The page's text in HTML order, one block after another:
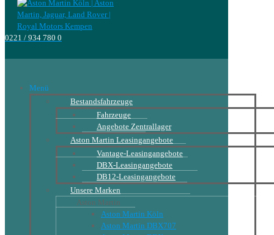
0221 / 934 780 0
Menü
Bestandsfahrzeuge
Fahrzeuge
Angebote Zentrallager
Aston Martin Leasingangebote
Vantage-Leasingangebote
DBX-Leasingangebote
DB12-Leasingangebote
Unsere Marken
Aston Martin
Aston Martin Köln
Aston Martin DBX707